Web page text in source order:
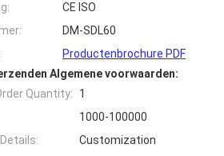
CE ISO
DM-SDL60
Productenbrochure PDF
Algemene voorwaarden:
Quantity:
1
1000-100000
Customization